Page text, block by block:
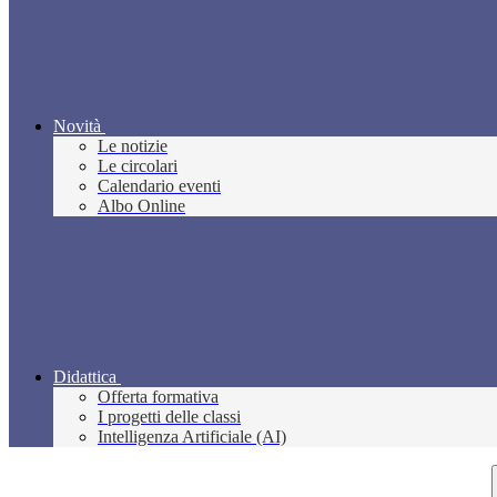
Novità
Le notizie
Le circolari
Calendario eventi
Albo Online
Didattica
Offerta formativa
I progetti delle classi
Intelligenza Artificiale (AI)